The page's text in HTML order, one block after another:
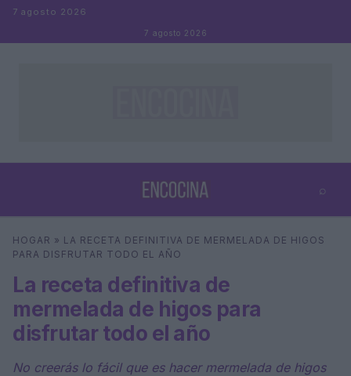
Saltar al contenido
7 agosto 2026
7 agosto 2026
⌕
Buscar ⌕ ×
HOGAR » LA RECETA DEFINITIVA DE MERMELADA DE HIGOS
PARA DISFRUTAR TODO EL AÑO
La receta definitiva de
mermelada de higos para
disfrutar todo el año
No creerás lo fácil que es hacer mermelada de higos